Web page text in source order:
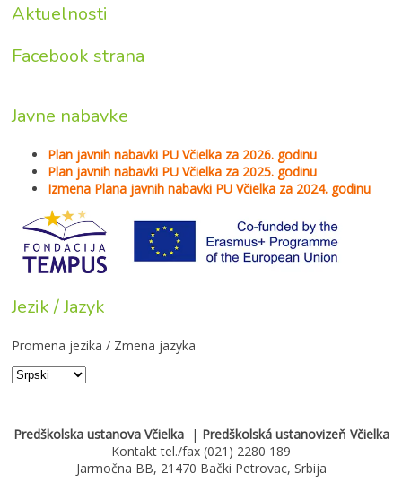
Aktuelnosti
Facebook strana
Javne nabavke
Plan javnih nabavki PU Včielka za 2026. godinu
Plan javnih nabavki PU Včielka za 2025. godinu
Izmena Plana javnih nabavki PU Včielka za 2024. godinu
Jezik / Jazyk
Promena jezika / Zmena jazyka
Predškolska ustanova Včielka| Predškolská ustanovizeň Včielka
Kontakt tel./fax (021) 2280 189
Jarmočna BB, 21470 Bački Petrovac, Srbija